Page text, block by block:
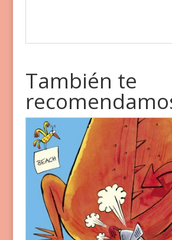
También te